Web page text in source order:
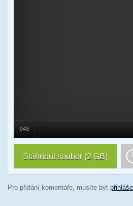
043
Stáhnout soubor (2 GB)
Pro přidání komentáře, musíte být